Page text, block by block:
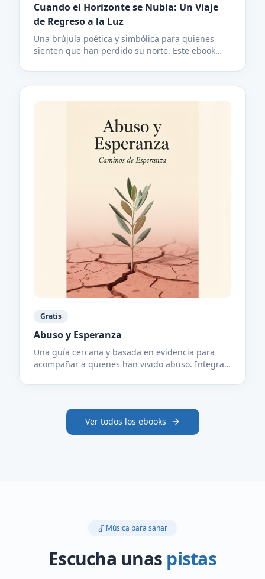
Cuando el Horizonte se Nubla: Un Viaje
de Regreso a la Luz
Una brújula poética y simbólica para quienes
sienten que han perdido su norte. Este ebook
literatura y poesía— para acompañarte a través
de la depresión, la ansiedad, la culpa y el dolor
silencioso. A lo largo de 11 capítulos encontrarás
como Calum (Aftersun), los dementores de J.K.
Rowling, Jack Sparrow o Luke Skywalker;
reflexiones psicológicas comprensibles y
humanas; citas literarias y cinematográficas que
para sanar desde lo cotidiano. Un refugio escrito
con palabras que abrazan, para leer despacio,
como quien escucha música: en orden o donde
te lleve el corazón. No es un manual clínico; es
una invitación a reconocerte sin juzgarte, a llorar
con dignidad y a reconectar contigo, con los
otros y con la esperanza.
Gratis
Abuso y Esperanza
Una guía cercana y basada en evidencia para
acompañar a quienes han vivido abuso. Integra
católica para ayudarte a comprender lo vivido,
sanación. Descarga gratuita.
Ver todos los ebooks
Música para sanar
Escucha unas pistas